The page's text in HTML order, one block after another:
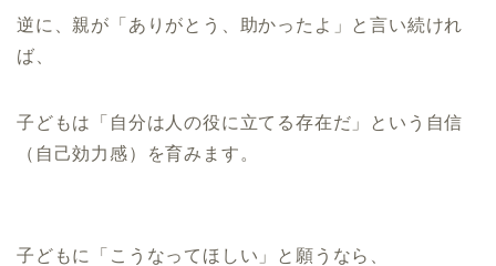
逆に、親が「ありがとう、助かったよ」と言い続けれ
ば、
子どもは「自分は人の役に立てる存在だ」という自信
（自己効力感）を育みます。
子どもに「こうなってほしい」と願うなら、